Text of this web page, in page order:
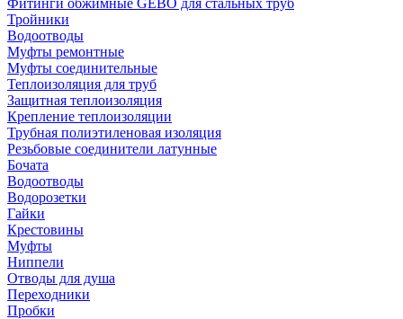
Тройники
Водоотводы
Муфты ремонтные
Муфты соединительные
Теплоизоляция для труб
Защитная теплоизоляция
Крепление теплоизоляции
Трубная полиэтиленовая изоляция
Резьбовые соединители латунные
Бочата
Водоотводы
Водорозетки
Гайки
Крестовины
Муфты
Ниппели
Отводы для душа
Переходники
Пробки